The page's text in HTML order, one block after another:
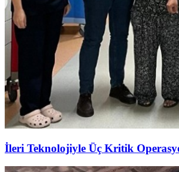
İleri Teknolojiyle Üç Kritik